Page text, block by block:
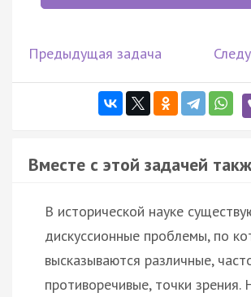
Предыдущая задача
Вместе с этой задачей
В исторической науке
дискуссионные проблемы, по
высказываются различные,
противоречивые, точки зрения.